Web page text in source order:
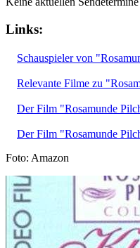
Links:
Schauspieler von
Relevante Filme zu
Der Film "Rosamunde
Der Film "Rosamunde
Foto: Amazon